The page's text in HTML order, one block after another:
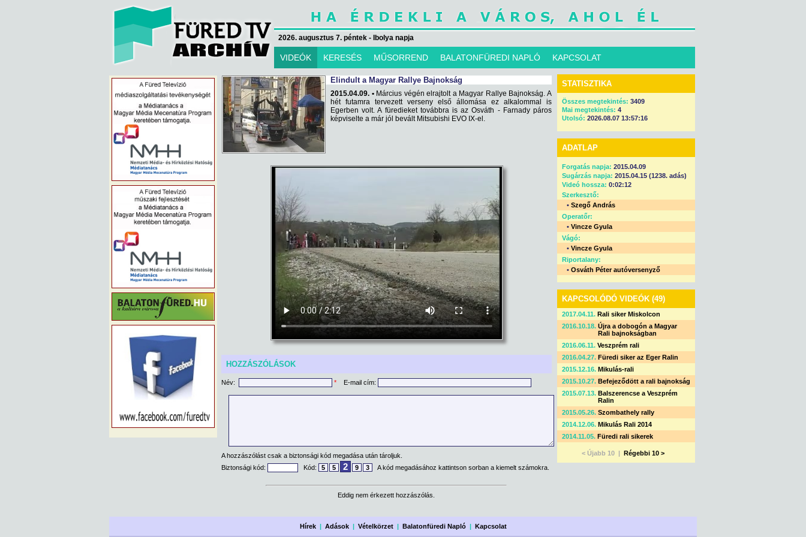
2026. augusztus 7. péntek - Ibolya napja
VIDEÓK KERESÉS MŰSORREND BALATONFÜREDI NAPLÓ KAPCSOLAT
Elindult a Magyar Rallye Bajnokság
2015.04.09. •Március végén elrajtolt a Magyar Rallye Bajnokság. A
hét futamra tervezett verseny első állomása ez alkalommal is
Egerben volt. A füredieket továbbra is az Osváth - Farnady páros
képviselte a már jól bevált Mitsubishi EVO IX-el.
HOZZÁSZÓLÁSOK
Név: * E-mail cím:
A hozzászólást csak a biztonsági kód megadása után tároljuk.
Biztonsági kód:
Kód: 5 5 2 9 3 A kód megadásához kattintson sorban a kiemelt számokra.
Eddig nem érkezett hozzászólás.
STATISZTIKA
Összes megtekintés: 3409
Mai megtekintés: 4
Utolsó: 2026.08.07 13:57:16
ADATLAP
Forgatás napja: 2015.04.09
Sugárzás napja: 2015.04.15 (1238. adás)
Videó hossza: 0:02:12
Szerkesztő:
• Szegő András
Operatőr:
• Vincze Gyula
Vágó:
• Vincze Gyula
Riportalany:
• Osváth Péter autóversenyző
KAPCSOLÓDÓ VIDEÓK (49)
2017.04.11. Rali siker Miskolcon
2016.10.18. Újra a dobogón a Magyar
Rali bajnokságban
2016.06.11. Veszprém rali
2016.04.27. Füredi siker az Eger Ralin
2015.12.16. Mikulás-rali
2015.10.27. Befejeződött a rali bajnokság
2015.07.13. Balszerencse a Veszprém
Ralin
2015.05.26. Szombathely rally
2014.12.06. Mikulás Rali 2014
2014.11.05. Füredi rali sikerek
< Újabb 10 | Régebbi 10 >
Hírek| Adások| Vételkörzet| Balatonfüredi Napló| Kapcsolat